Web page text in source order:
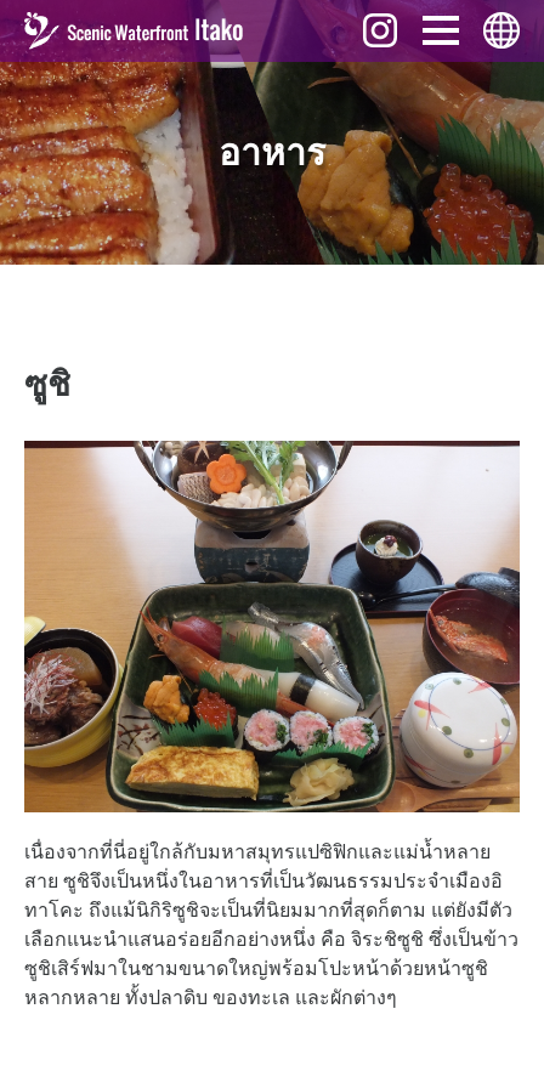
กิจกรรม
สถานที่น่าสนใจ
อาหาร
ของที่ระลึก
English
ภาษาไทย
中文 (繁體)
中文 (簡体)
อาหาร
ซูชิ
เนื่องจากที่นี่อยู่ใกล้กับมหาสมุทรแปซิฟิกและแม่น้ำหลาย
สาย ซูชิจึงเป็นหนึ่งในอาหารที่เป็นวัฒนธรรมประจำเมืองอิ
ทาโคะ ถึงแม้นิกิริซูชิจะเป็นที่นิยมมากที่สุดก็ตาม แต่ยังมีตัว
เลือกแนะนำแสนอร่อยอีกอย่างหนึ่ง คือ จิระชิซูชิ ซึ่งเป็นข้าว
ซูชิเสิร์ฟมาในชามขนาดใหญ่พร้อมโปะหน้าด้วยหน้าซูชิ
หลากหลาย ทั้งปลาดิบ ของทะเล และผักต่างๆ